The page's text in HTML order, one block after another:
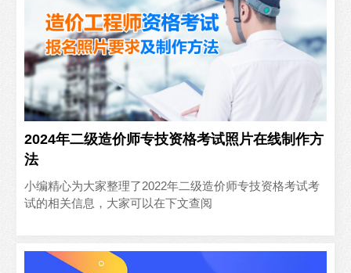
2024年二级造价师专技资格考试照片在线制作方
法
小编精心为大家整理了2022年二级造价师专技资格考试考
试的相关信息，大家可以在下文查阅